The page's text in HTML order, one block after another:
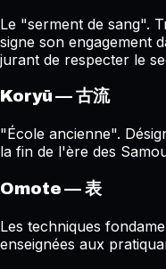
Le "serment de sang".
signe son engagement
jurant de respecter le
Koryū — 古流
"École ancienne".
la fin de l'ère des
Omote — 表
Les techniques
enseignées aux